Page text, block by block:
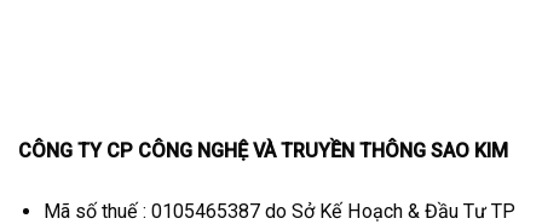
CÔNG TY CP CÔNG NGHỆ VÀ TRUYỀN THÔNG SAO KIM
Mã số thuế : 0105465387 do Sở Kế Hoạch & Đầu Tư TP